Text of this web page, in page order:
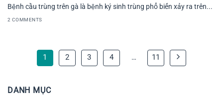
Bệnh cầu trùng trên gà là bệnh ký sinh trùng phổ biến xảy ra trên...
2 COMMENTS
1 2 3 4 … 11
DANH MỤC